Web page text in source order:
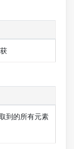
到的所有元素